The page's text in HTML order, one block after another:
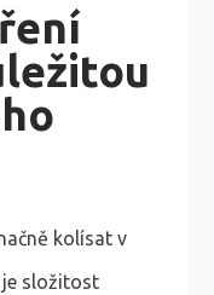
kolísat v
složitost